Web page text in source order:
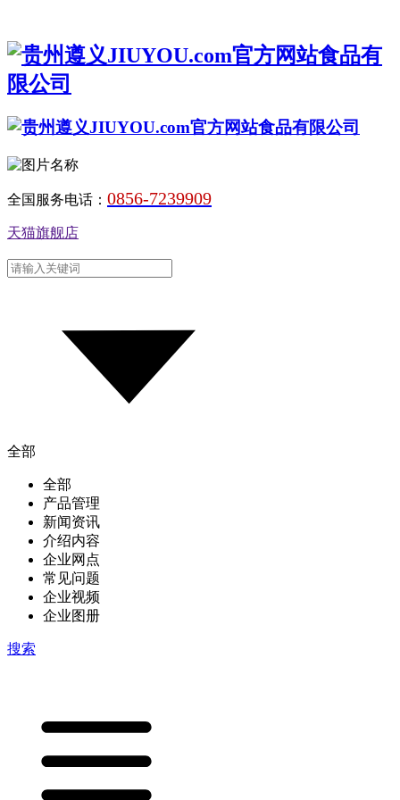
全国服务电话： 0856-7239909
天猫旗舰店
全部
全部
产品管理
新闻资讯
介绍内容
企业网点
常见问题
企业视频
企业图册
搜索